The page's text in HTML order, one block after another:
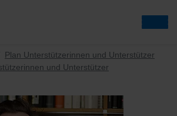
Plan Unterstützerinnen und Unterstützer
und Unterstützer